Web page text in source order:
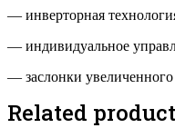
— инверторная
— индивидуальное
— заслонки увеличенного
Related